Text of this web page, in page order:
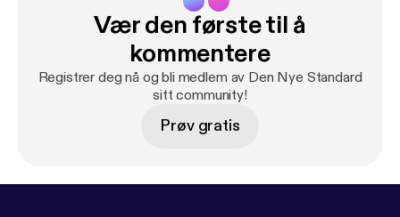
Vær den første til å
kommentere
Registrer deg nå og bli medlem av Den Nye Standard
sitt community!
Prøv gratis